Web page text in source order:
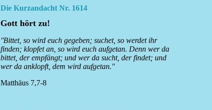
Die Kurzandacht Nr. 1614
Gott hört zu!
''Bittet, so wird euch gegeben; suchet, so werdet ihr
finden; klopfet an, so wird euch aufgetan. Denn wer da
bittet, der empfängt; und wer da sucht, der findet; und
wer da anklopft, dem wird aufgetan.''
Matthäus 7,7-8